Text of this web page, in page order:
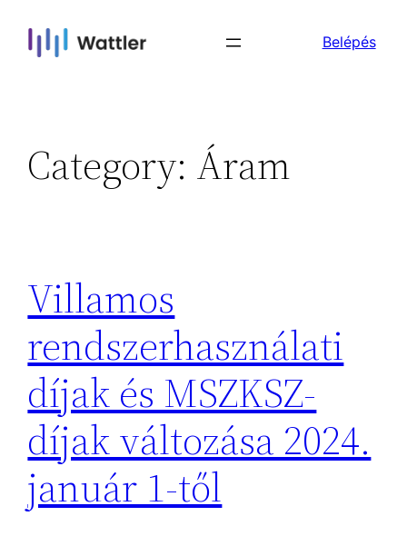
Belépés
Category: Áram
Villamos
rendszerhasználati
díjak és MSZKSZ-
díjak változása 2024.
január 1-től